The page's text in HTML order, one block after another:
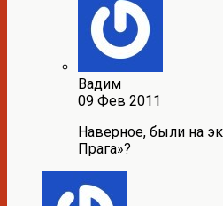
Вадим
09 Фев 2011
Наверное, были на
Прага»?